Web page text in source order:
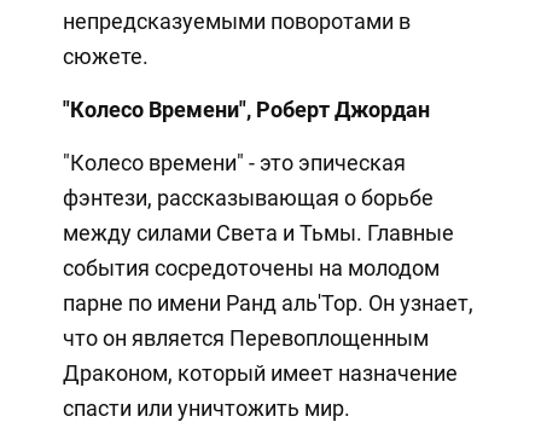
непредсказуемыми поворотами в
сюжете.
"Колесо Времени", Роберт Джордан
"Колесо времени" - это эпическая
фэнтези, рассказывающая о борьбе
между силами Света и Тьмы. Главные
события сосредоточены на молодом
парне по имени Ранд аль'Тор. Он узнает,
что он является Перевоплощенным
Драконом, который имеет назначение
спасти или уничтожить мир.